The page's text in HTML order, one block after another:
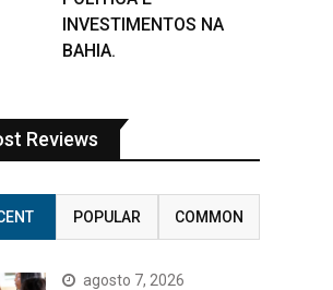
INVESTIMENTOS NA
BAHIA.
Reviews
POPULAR COMMON
agosto 7, 2026